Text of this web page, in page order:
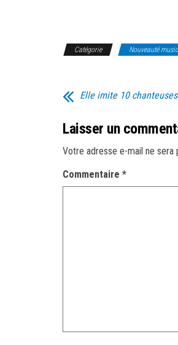
Catégorie Nouveauté
Elle imite 10
Laisser un
Votre adresse e-mail ne sera
Commentaire *